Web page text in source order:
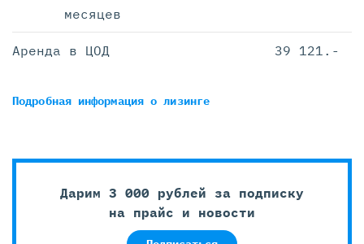
месяцев
Аренда в ЦОД 39 121.-
Подробная информацияо лизинге
Дарим 3 000 рублей за подписку
на прайс и новости